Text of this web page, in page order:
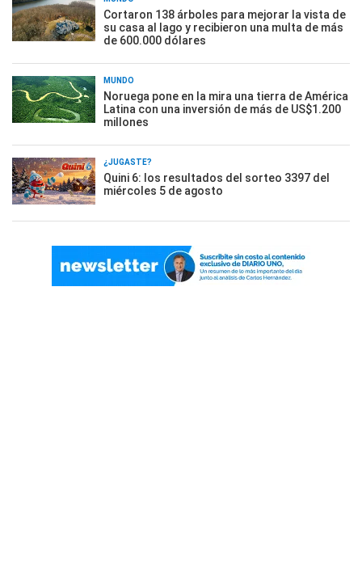
Cortaron 138 árboles para mejorar la vista de
su casa al lago y recibieron una multa de más
de 600.000 dólares
MUNDO
Noruega pone en la mira una tierra de América
Latina con una inversión de más de US$1.200
millones
¿JUGASTE?
Quini 6: los resultados del sorteo 3397 del
miércoles 5 de agosto